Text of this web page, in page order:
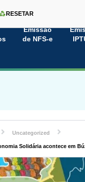
Emissão
de NFS-e
RESETAR
Uncategorized
Solidária acontece em